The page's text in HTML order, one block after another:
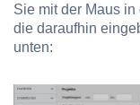
Sie mit der Maus
die daraufhin
unten: